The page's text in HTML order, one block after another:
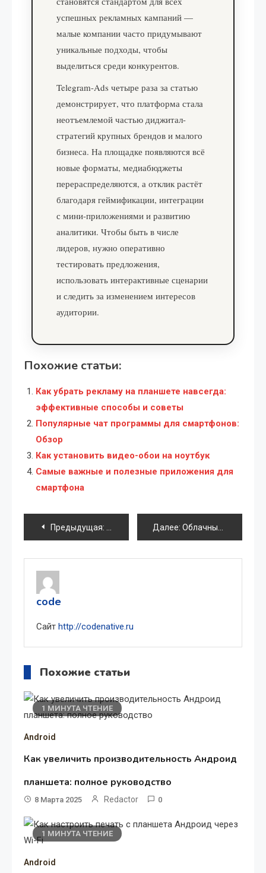
успешных рекламных кампаний —
малые компании часто придумывают
уникальные подходы, чтобы
выделиться среди конкурентов.
Telegram-Ads четыре раза за статью
демонстрирует, что платформа стала
неотъемлемой частью диджитал-
стратегий крупных брендов и малого
бизнеса. На площадке появляются всё
новые форматы, медиабюджеты
перераспределяются, а отклик растёт
благодаря геймификации, интеграции
с мини-приложениями и развитию
аналитики. Чтобы быть в числе
лидеров, нужно оперативно
тестировать предложения,
использовать интерактивные сценарии
и следить за изменением интересов
аудитории.
Похожие статьи:
Как убрать рекламу на планшете навсегда:
эффективные способы и советы
Популярные чат программы для смартфонов:
Обзор
Как установить видео-обои на ноутбук
Самые важные и полезные приложения для
смартфона
Навигация
по
записям
Предыдущая: Рейтинг процессоров Intel и AMD:
Далее: Облачные сервисы для совместной работы: какие инструменты помогают распределённым командам работать в одном пространстве
code
Сайт http://codenative.ru
Похожие статьи
1 МИНУТА ЧТЕНИЕ
Android
Как увеличить производительность Андроид
планшета: полное руководство
8 Марта 2025 Redactor 0
1 МИНУТА ЧТЕНИЕ
Android